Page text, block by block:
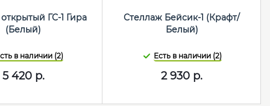
ГС-1 Гира
(Белый)
в наличии (2)
5 420р.
Стеллаж Бейсик-1 (Крафт/
Белый)
Есть в наличии (2)
2 930 р.